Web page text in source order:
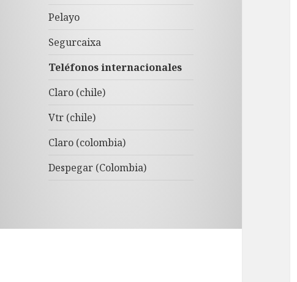
Pelayo
Segurcaixa
Teléfonos internacionales
Claro (chile)
Vtr (chile)
Claro (colombia)
Despegar (Colombia)